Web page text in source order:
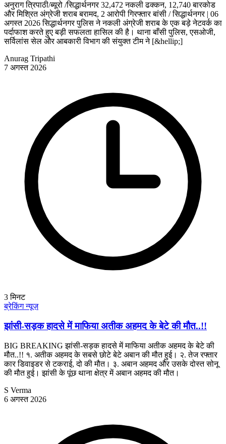
अनुराग त्रिपाठी/ब्यूरो /सिद्धार्थनगर 32,472 नकली ढक्कन, 12,740 बारकोड
और मिश्रित अंग्रेजी शराब बरामद, 2 आरोपी गिरफ्तार बांसी / सिद्धार्थनगर | 06
अगस्त 2026 सिद्धार्थनगर पुलिस ने नकली अंग्रेजी शराब के एक बड़े नेटवर्क का
पर्दाफाश करते हुए बड़ी सफलता हासिल की है। थाना बाँसी पुलिस, एसओजी,
सर्विलांस सेल और आबकारी विभाग की संयुक्त टीम ने [&hellip;]
Anurag Tripathi
7 अगस्त 2026
3मिनट
ब्रेकिंग न्यूज़
झांसी-सड़क हादसे में माफिया अतीक अहमद के बेटे की मौत..!!
BIG BREAKING झांसी-सड़क हादसे में माफिया अतीक अहमद के बेटे की
मौत..!! १. अतीक अहमद के सबसे छोटे बेटे अबान की मौत हुई। २. तेज रफ्तार
कार डिवाइडर से टकराई, दो की मौत। ३. अबान अहमद और उसके दोस्त सोनू
की मौत हुई। झांसी के पूंछ थाना क्षेत्र में अबान अहमद की मौत।
S Verma
6 अगस्त 2026